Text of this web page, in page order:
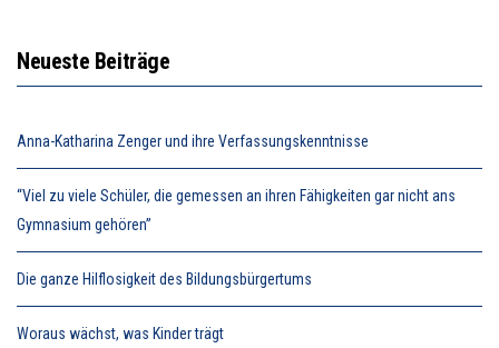
Neueste Beiträge
Anna-Katharina Zenger und ihre Verfassungskenntnisse
“Viel zu viele Schüler, die gemessen an ihren Fähigkeiten gar nicht ans
Gymnasium gehören”
Die ganze Hilflosigkeit des Bildungsbürgertums
Woraus wächst, was Kinder trägt